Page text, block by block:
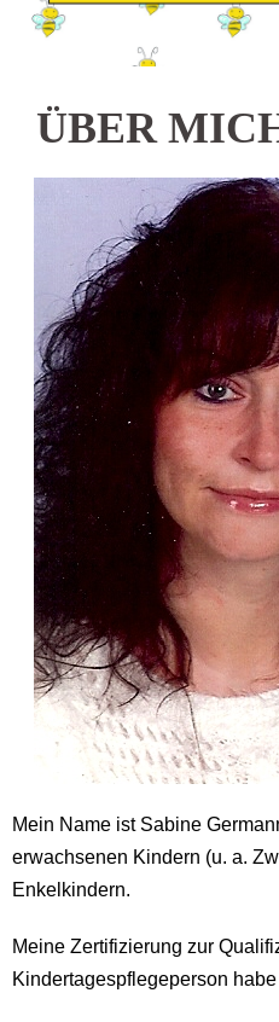
ÜBER
Mein Name ist Sabine
erwachsenen Kindern (u. a.
Enkelkindern.
Meine Zertifizierung zur
Kindertagespflegeperson